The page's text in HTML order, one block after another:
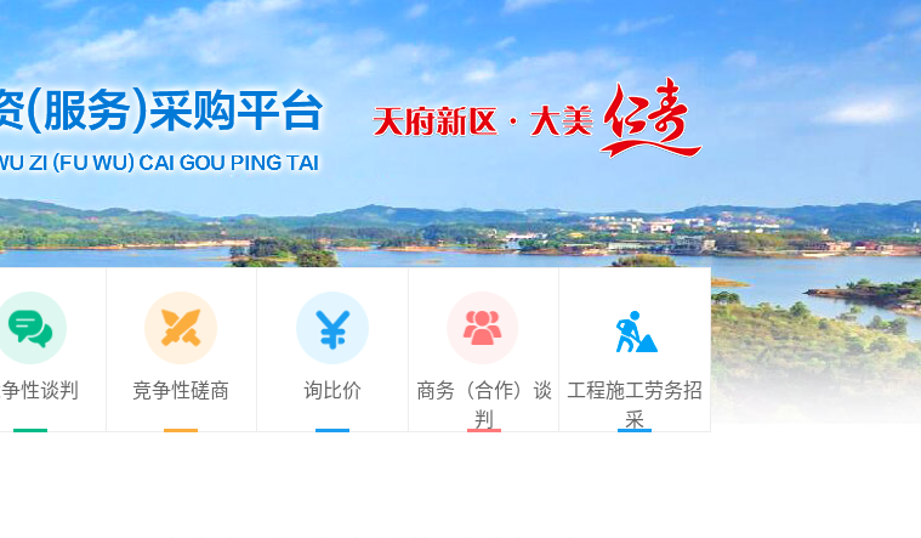
性谈判 竞争性磋商 询比价
商务（合作）谈
判
工程施工劳务招
采